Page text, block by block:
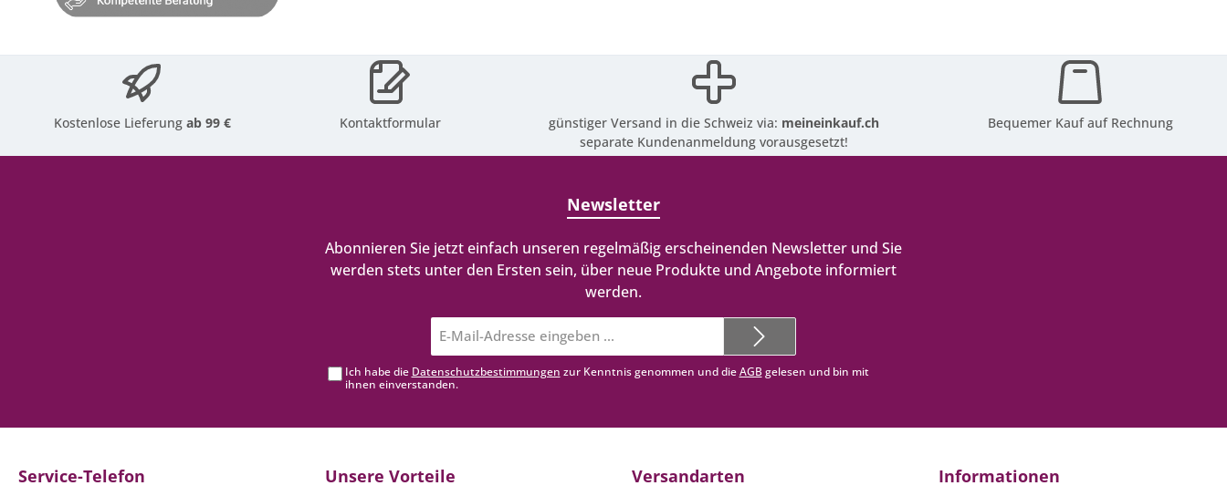
Kostenlose Lieferungab 99 € Kontaktformular günstiger Versand in die Schweiz via: meineinkauf.ch
separate Kundenanmeldung vorausgesetzt!
Bequemer Kauf auf Rechnung
Newsletter
Abonnieren Sie jetzt einfach unseren regelmäßig erscheinenden Newsletter und Sie
werden stets unter den Ersten sein, über neue Produkte und Angebote informiert
werden.
Mail-
Adresse*
Ich habe die Datenschutzbestimmungen zur Kenntnis genommen und dieAGBgelesen und bin mit
ihnen einverstanden.
Service-Telefon Unsere Vorteile Versandarten Informationen